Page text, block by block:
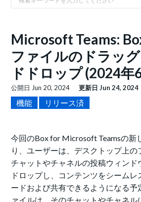
Microsoft Teams:
ファイルのドラッ
ドドロップ (2024年
公開日 Jun 20, 2024 更新日Jun 24, 2024
機能 リリース済
今回のBox for Microsoft Teamsの新
り、ユーザーは、デスクトップ上の
チャットやチャネルの投稿ウィンド
ドロップし、コンテンツをシームレ
ードおよび共有できるようになる予
ァイルは、そのチャットやチャネル